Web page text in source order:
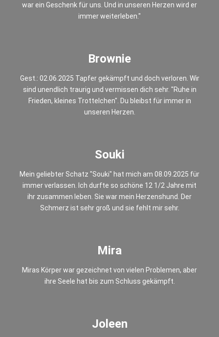
war ein Geschenk für uns. Und in unseren Herzen wird er
immer weiterleben."
Brownie
Gest.: 02.06.2025 Tapfer gekämpft und doch verloren. Wir
sind unendlich traurig und vermissen dich sehr. "Ruhe in
Frieden, kleines Trottelchen". Du bleibst für immer in
unseren Herzen.
Souki
Mein geliebter Schatz "Souki" hat mich am 08.09.2025 für
immer verlassen. Ich durfte so schöne 12 1/2 Jahre mit
ihr zusammen leben. Sie war mein Herzenshund. Der
Schmerz ist sehr groß und sie fehlt mir sehr.
Mira
Miras Körper war gezeichnet von vielen Problemen, aber
ihre Seele hat bis zum Schluss gekämpft.
Joleen